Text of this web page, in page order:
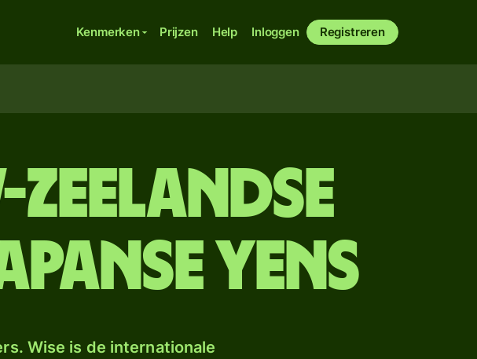
Kenmerken Prijzen Help Inloggen Registreren
Zeelandse
yens
Wise is de internationale